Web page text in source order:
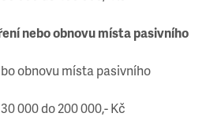
nebo obnovu místa pasivního
obnovu místa pasivního
000 do 200 000,- Kč